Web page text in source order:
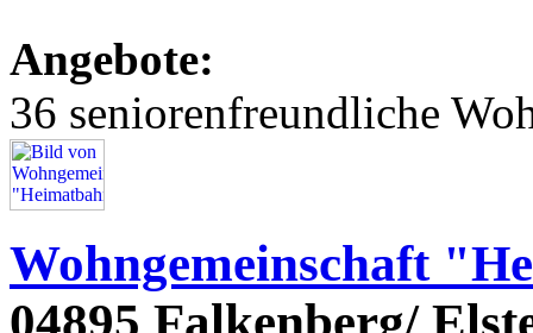
Angebote:
36 seniorenfreundliche
Wohngemeinschaft
04895 Falkenberg/